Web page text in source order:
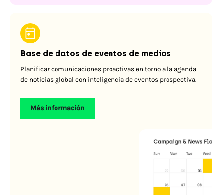
Base de datos de eventos de medios
Planificar comunicaciones proactivas en torno a la agenda
de noticias global con inteligencia de eventos prospectiva.
Más información